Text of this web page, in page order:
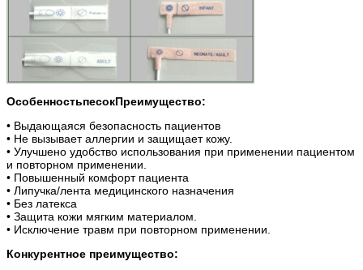
ОсобенностьпесокПреимущество:
• Выдающаяся безопасность пациентов
• Не вызывает аллергии и защищает кожу.
• Улучшено удобство использования при применении пациентом
и повторном применении.
• Повышенный комфорт пациента
• Липучка/лента медицинского назначения
• Без латекса
• Защита кожи мягким материалом.
• Исключение травм при повторном применении.
Конкурентное преимущество: